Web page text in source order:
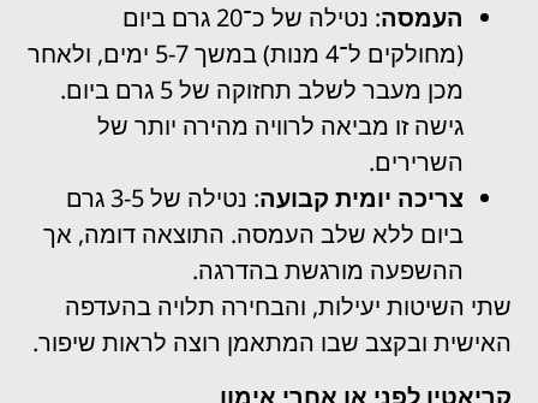
העמסה
: נטילה של כ־20 גרם ביום
(מחולקים ל־4 מנות) במשך 5-7 ימים, ולאחר
מכן מעבר לשלב תחזוקה של 5 גרם ביום.
גישה זו מביאה לרוויה מהירה יותר של
השרירים.
צריכה יומית קבועה
: נטילה של 3-5 גרם
ביום ללא שלב העמסה. התוצאה דומה, אך
ההשפעה מורגשת בהדרגה.
שתי השיטות יעילות, והבחירה תלויה בהעדפה
האישית ובקצב שבו המתאמן רוצה לראות שיפור.
קריאטין לפני או אחרי אימון